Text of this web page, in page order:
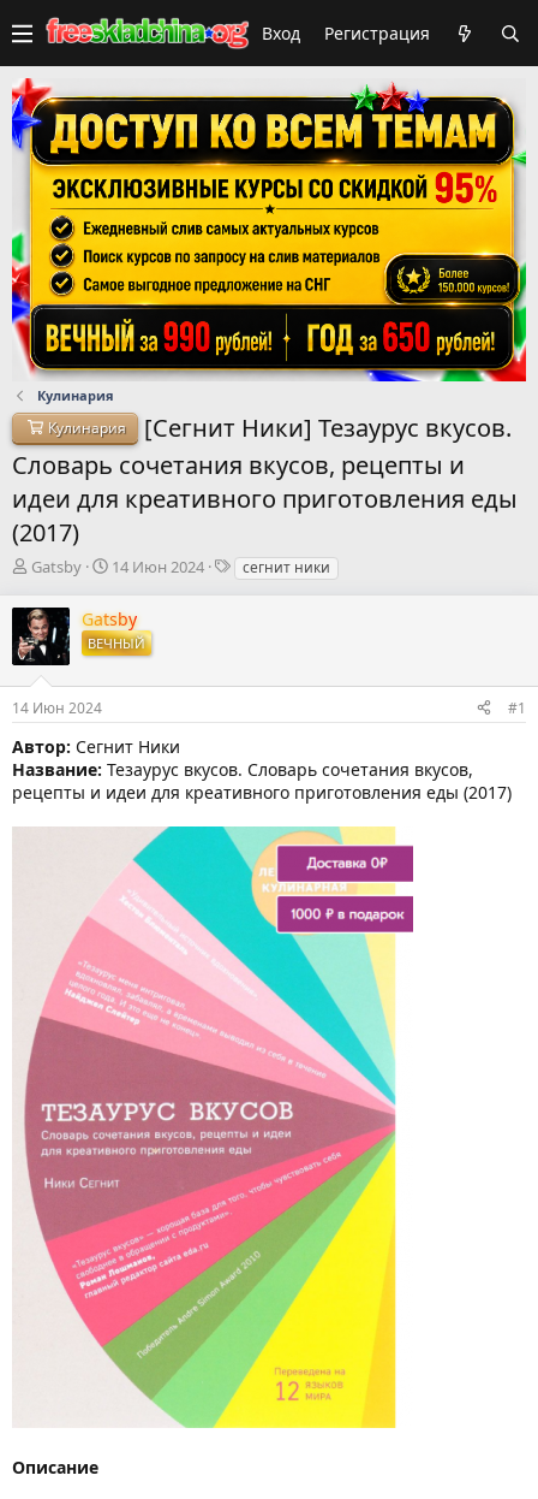
Вход Регистрация
Кулинария
Кулинария
[Сегнит Ники] Тезаурус вкусов.
Словарь сочетания вкусов, рецепты и
идеи для креативного приготовления еды
(2017)
А
т
о
р
м
ы
Gatsby
Д
т
а
н
а
л
а
14 Июн 2024
Тсегнит ники
Gatsby
ВЕЧНЫЙ
14 Июн 2024 #1
Автор: Сегнит Ники
Название: Тезаурус вкусов. Словарь сочетания вкусов,
рецепты и идеи для креативного приготовления еды (2017)
Описание